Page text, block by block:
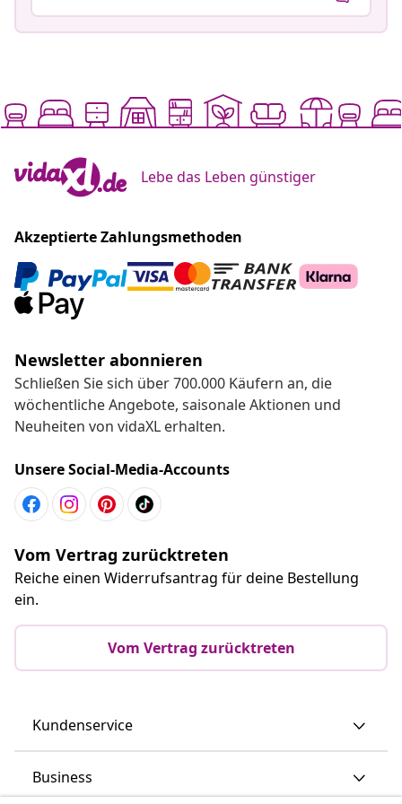
Lebe das Leben günstiger
Akzeptierte Zahlungsmethoden
Newsletter abonnieren
Schließen Sie sich über 700.000 Käufern an, die
wöchentliche Angebote, saisonale Aktionen und
Neuheiten von vidaXL erhalten.
Unsere Social-Media-Accounts
Vom Vertrag zurücktreten
Reiche einen Widerrufsantrag für deine Bestellung
ein.
Vom Vertrag zurücktreten
Kundenservice
Business